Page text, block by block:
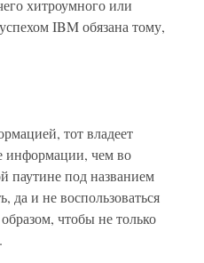
хитроумного или
IBM обязана тому,
тот владеет
информации, чем во
под названием
да и не воспользоваться
чтобы не только